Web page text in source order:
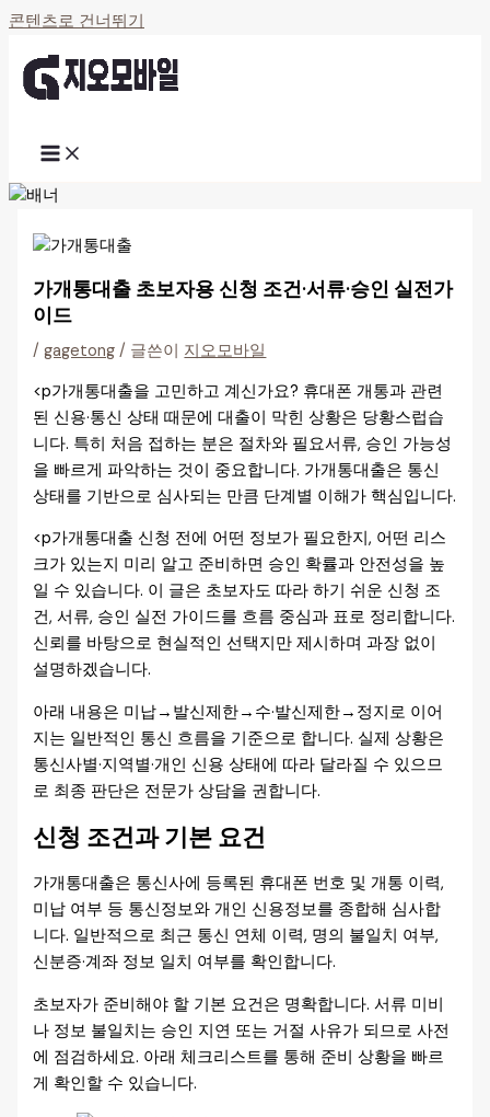
콘텐츠로 건너뛰기
가개통대출 초보자용 신청 조건·서류·승인 실전가
이드
/gagetong / 글쓴이 지오모바일
<p가개통대출을 고민하고 계신가요? 휴대폰 개통과 관련
된 신용·통신 상태 때문에 대출이 막힌 상황은 당황스럽습
니다. 특히 처음 접하는 분은 절차와 필요서류, 승인 가능성
을 빠르게 파악하는 것이 중요합니다. 가개통대출은 통신
상태를 기반으로 심사되는 만큼 단계별 이해가 핵심입니다.
<p가개통대출 신청 전에 어떤 정보가 필요한지, 어떤 리스
크가 있는지 미리 알고 준비하면 승인 확률과 안전성을 높
일 수 있습니다. 이 글은 초보자도 따라 하기 쉬운 신청 조
건, 서류, 승인 실전 가이드를 흐름 중심과 표로 정리합니다.
신뢰를 바탕으로 현실적인 선택지만 제시하며 과장 없이
설명하겠습니다.
아래 내용은 미납→발신제한→수·발신제한→정지로 이어
지는 일반적인 통신 흐름을 기준으로 합니다. 실제 상황은
통신사별·지역별·개인 신용 상태에 따라 달라질 수 있으므
로 최종 판단은 전문가 상담을 권합니다.
신청 조건과 기본 요건
가개통대출은 통신사에 등록된 휴대폰 번호 및 개통 이력,
미납 여부 등 통신정보와 개인 신용정보를 종합해 심사합
니다. 일반적으로 최근 통신 연체 이력, 명의 불일치 여부,
신분증·계좌 정보 일치 여부를 확인합니다.
초보자가 준비해야 할 기본 요건은 명확합니다. 서류 미비
나 정보 불일치는 승인 지연 또는 거절 사유가 되므로 사전
에 점검하세요. 아래 체크리스트를 통해 준비 상황을 빠르
게 확인할 수 있습니다.